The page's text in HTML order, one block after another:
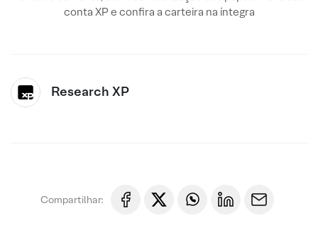
conta XP e confira a carteira na íntegra
Research XP
Compartilhar: